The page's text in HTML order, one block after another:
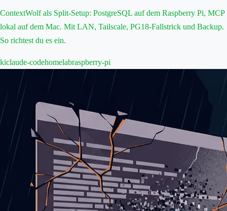
ContextWolf als Split-Setup: PostgreSQL auf dem Raspberry Pi, MCP
lokal auf dem Mac. Mit LAN, Tailscale, PG18-Fallstrick und Backup.
So richtest du es ein.
kiclaude-codehomelabraspberry-pi